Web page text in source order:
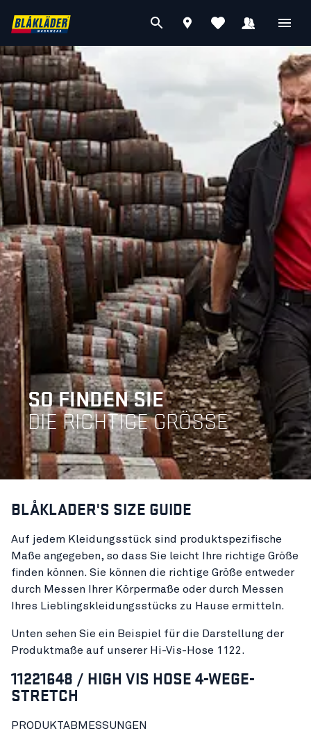
SO FINDEN SIE
DIE RICHTIGE GRÖSSE
BLÅKLADER'S SIZE GUIDE
Auf jedem Kleidungsstück sind produktspezifische
Maße angegeben, so dass Sie leicht Ihre richtige Größe
finden können. Sie können die richtige Größe entweder
durch Messen Ihrer Körpermaße oder durch Messen
Ihres Lieblingskleidungsstücks zu Hause ermitteln.
Unten sehen Sie ein Beispiel für die Darstellung der
Produktmaße auf unserer Hi-Vis-Hose 1122.
11221648 / HIGH VIS HOSE 4-WEGE-
STRETCH
PRODUKTABMESSUNGEN